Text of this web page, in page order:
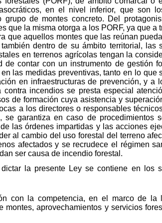
en el nivel inferior, que son
de montes concreto. Del
que la misma otorga a los PORF, ya que
que aquellos montes que las reúnan
dentro de su ámbito territorial, las
en terrenos agrícolas tengan la
de contar con un instrumento de gestión
las medidas preventivas, tanto en lo
en infraestructuras de prevención, y a
contra incendios se presta especial
de formación cuya asistencia y
a los directores o responsables
garantiza en caso de procedimientos
las órdenes impartidas y las acciones
al cambio del uso forestal del terreno
afectados y se recrudece el régimen
ser causa de incendio forestal.
la presente Ley se contiene en los
con la competencia, en el marco de
montes, aprovechamientos y servicios